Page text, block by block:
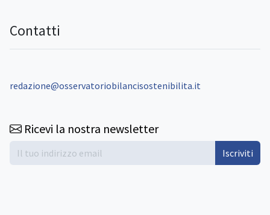
Contatti
redazione@osservatoriobilancisostenibilita.it
Ricevi la nostra newsletter
Iscriviti